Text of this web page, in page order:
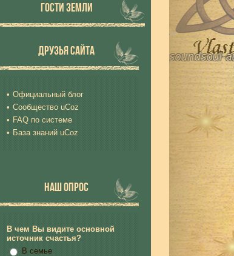
ГОСТИ ЗЕМЛИ
ДРУЗЬЯ САЙТА
Официальный блог
Сообщество uCoz
FAQ по системе
База знаний uCoz
НАШ ОПРОС
В чем Вы видите основной
источник счастья?
В семье